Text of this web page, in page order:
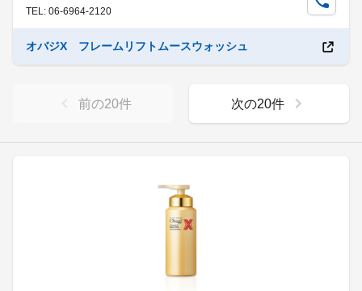
TEL: 06-6964-2120
オバジX フレームリフトムースウォッシュ
前の20件 次の20件